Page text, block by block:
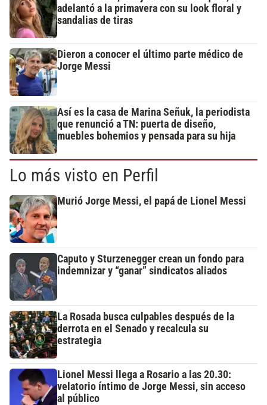
adelantó a la primavera con su look floral y
sandalias de tiras
Dieron a conocer el último parte médico de
Jorge Messi
Así es la casa de Marina Señuk, la periodista
que renunció a TN: puerta de diseño,
muebles bohemios y pensada para su hija
Lo más visto en Perfil
Murió Jorge Messi, el papá de Lionel Messi
Caputo y Sturzenegger crean un fondo para
indemnizar y “ganar” sindicatos aliados
La Rosada busca culpables después de la
derrota en el Senado y recalcula su
estrategia
Lionel Messi llega a Rosario a las 20.30:
velatorio íntimo de Jorge Messi, sin acceso
al público